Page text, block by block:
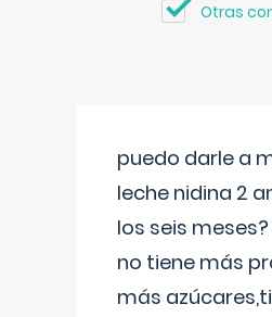
Otras
puedo darle a
leche nidina 2
los seis
no tiene más
más